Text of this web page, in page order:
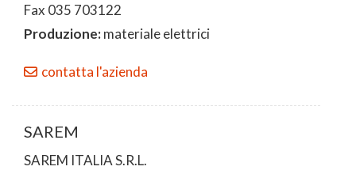
Fax 035 703122
Produzione:materiale elettrici
contatta l'azienda
SAREM
SAREM ITALIA S.R.L.